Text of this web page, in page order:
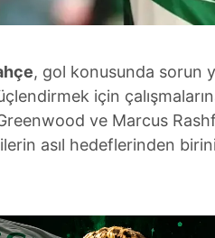
, gol konusunda sorun
için
ve Marcus
asıl hedeflerinden